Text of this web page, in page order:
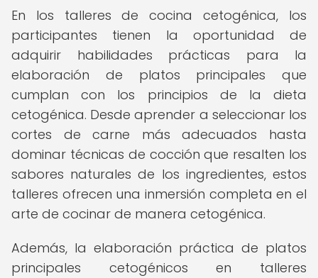
En los talleres de cocina cetogénica, los
participantes tienen la oportunidad de
adquirir habilidades prácticas para la
elaboración de platos principales que
cumplan con los principios de la dieta
cetogénica. Desde aprender a seleccionar los
cortes de carne más adecuados hasta
dominar técnicas de cocción que resalten los
sabores naturales de los ingredientes, estos
talleres ofrecen una inmersión completa en el
arte de cocinar de manera cetogénica.
Además, la elaboración práctica de platos
principales cetogénicos en talleres